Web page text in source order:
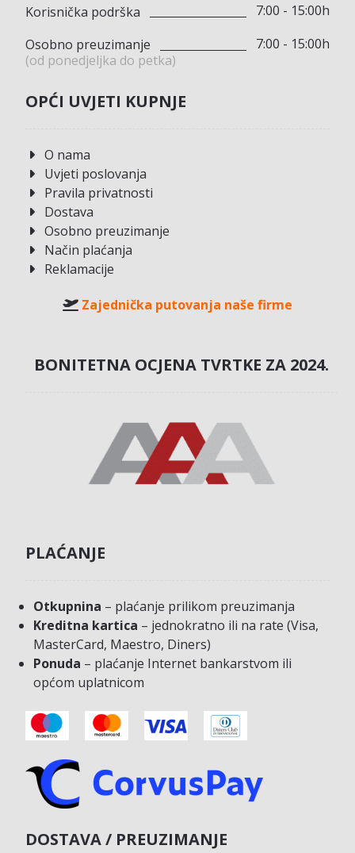
Korisnička podrška
7:00 - 15:00h
Osobno preuzimanje
(od ponedjeljka do petka)
7:00 - 15:00h
OPĆI UVJETI KUPNJE
O nama
Uvjeti poslovanja
Pravila privatnosti
Dostava
Osobno preuzimanje
Način plaćanja
Reklamacije
Zajednička putovanja naše firme
BONITETNA OCJENA TVRTKE ZA 2024.
PLAĆANJE
Otkupnina – plaćanje prilikom preuzimanja
Kreditna kartica – jednokratno ili na rate (Visa,
MasterCard, Maestro, Diners)
Ponuda – plaćanje Internet bankarstvom ili
općom uplatnicom
DOSTAVA / PREUZIMANJE